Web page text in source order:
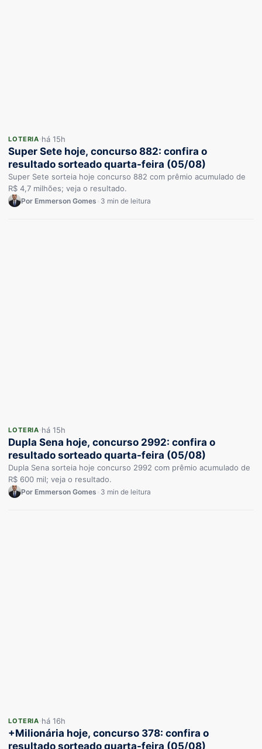
LOTERIA há 15h
Super Sete hoje, concurso 882: confira o
resultado sorteado quarta-feira (05/08)
Super Sete sorteia hoje concurso 882 com prêmio acumulado de
R$ 4,7 milhões; veja o resultado.
Por Emmerson Gomes 3 min de leitura
LOTERIA há 15h
Dupla Sena hoje, concurso 2992: confira o
resultado sorteado quarta-feira (05/08)
Dupla Sena sorteia hoje concurso 2992 com prêmio acumulado de
R$ 600 mil; veja o resultado.
Por Emmerson Gomes 3 min de leitura
LOTERIA há 16h
+Milionária hoje, concurso 378: confira o
resultado sorteado quarta-feira (05/08)